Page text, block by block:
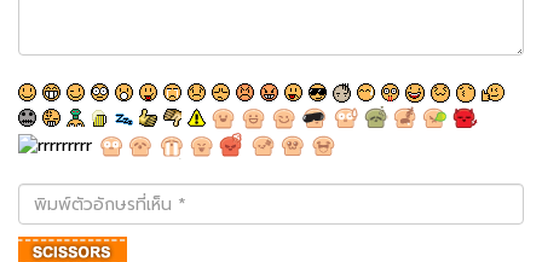
พิมพ์
ตัว
อักษร